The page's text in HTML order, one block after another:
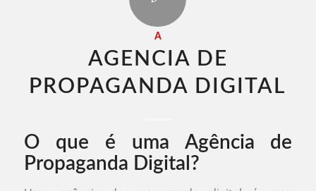
A
AGENCIA DE
PROPAGANDA DIGITAL​
O que é uma Agência de
Propaganda Digital?